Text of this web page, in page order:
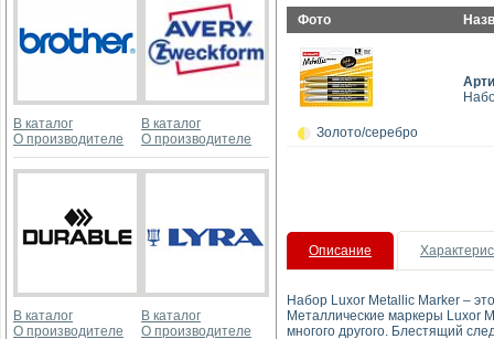
В каталог
О производителе
В каталог
О производителе
В каталог
О производителе
В каталог
О производителе
Фото
Золото/серебро
Описание
Набор Luxor Metallic Marker –
Металлические маркеры Luxor
многого другого. Блестящий